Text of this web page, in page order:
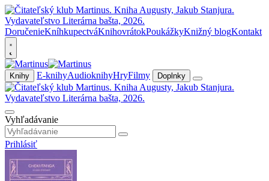
DoručenieKníhkupectváKnihovrátokPoukážkyKnižný blogKontakt
Knihy E-knihyAudioknihyHryFilmy Doplnky
Vyhľadávanie
Prihlásiť